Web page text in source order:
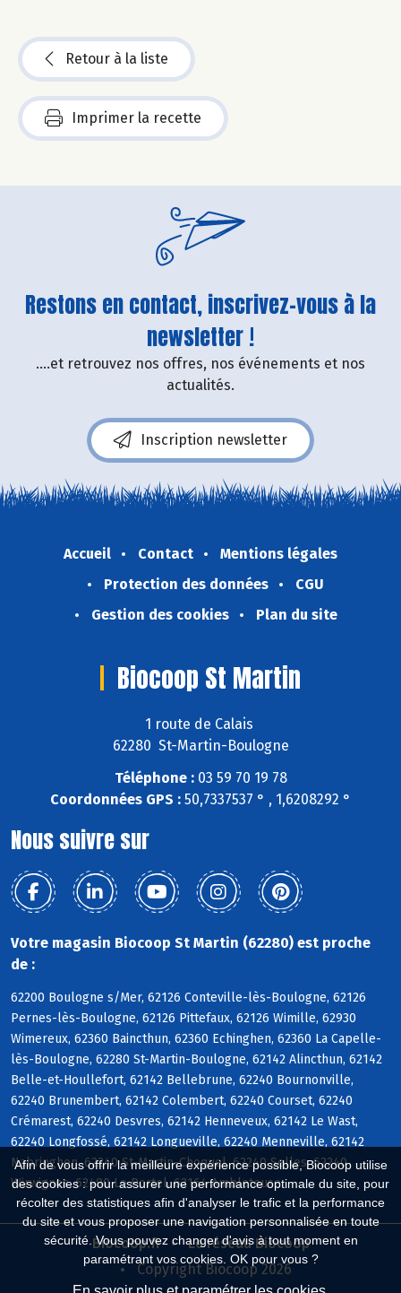
Afin de vous offrir la meilleure expérience possible, Biocoop utilise
des cookies : pour assurer une performance optimale du site, pour
récolter des statistiques afin d'analyser le trafic et la performance
du site et vous proposer une navigation personnalisée en toute
sécurité. Vous pouvez changer d'avis à tout moment en
paramétrant vos cookies. OK pour vous ?
Retour à la liste
Imprimer la recette
Restons en contact, inscrivez-vous à la
newsletter !
....et retrouvez nos offres, nos événements et nos
actualités.
Inscription newsletter
Accueil Contact
Mentions légales
Protection des données
CGU
Gestion des cookies
Plan du site
Biocoop St Martin
1 route de Calais
62280 St-Martin-Boulogne
Téléphone :03 59 70 19 78
Coordonnées GPS : 50,7337537 ° , 1,6208292 °
Nous suivre sur
Votre magasin Biocoop St Martin (62280) est proche
de :
62200 Boulogne s/Mer, 62126 Conteville-lès-Boulogne, 62126
Pernes-lès-Boulogne, 62126 Pittefaux, 62126 Wimille, 62930
Wimereux, 62360 Baincthun, 62360 Echinghen, 62360 La Capelle-
lès-Boulogne, 62280 St-Martin-Boulogne, 62142 Alincthun, 62142
Belle-et-Houllefort, 62142 Bellebrune, 62240 Bournonville,
62240 Brunembert, 62142 Colembert, 62240 Courset, 62240
Crémarest, 62240 Desvres, 62142 Henneveux, 62142 Le Wast,
62240 Longfossé, 62142 Longueville, 62240 Menneville, 62142
Nabringhen, 62240 St-Martin-Choquel, 62240 Selles, 62240
Wirwignes, 62480 Le Portel, 62164 Ambleteuse
Biocoop.fr
Le réseau Biocoop
Copyright Biocoop 2026